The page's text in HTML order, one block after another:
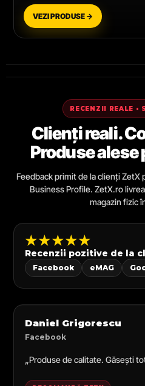
VEZI PRODUSE →
RECENZII REALE •
Clienți reali.
Produse
Feedback primit de la clienți ZetX
Business Profile. ZetX.ro
magazin fizic
★★★★★
Recenzii pozitive de la
Facebook eMAG
Daniel Grigorescu
Facebook
„Produse de calitate. Găsești